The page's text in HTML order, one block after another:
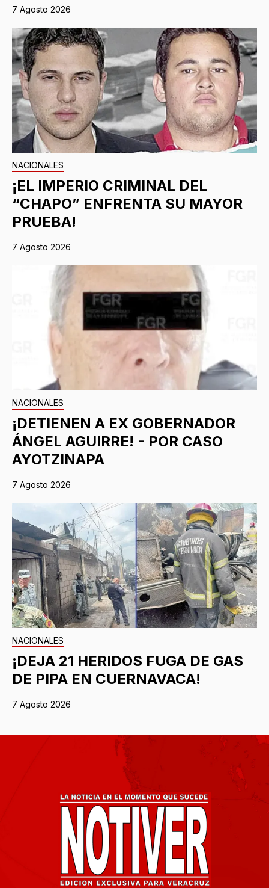
7 Agosto 2026
NACIONALES
¡EL IMPERIO CRIMINAL DEL
“CHAPO” ENFRENTA SU MAYOR
PRUEBA!
7 Agosto 2026
NACIONALES
¡DETIENEN A EX GOBERNADOR
ÁNGEL AGUIRRE! - POR CASO
AYOTZINAPA
7 Agosto 2026
NACIONALES
¡DEJA 21 HERIDOS FUGA DE GAS
DE PIPA EN CUERNAVACA!
7 Agosto 2026